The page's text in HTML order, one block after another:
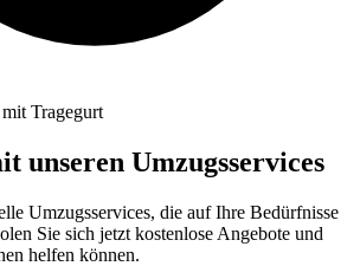
Tragegurt
unseren Umzugsservices
Umzugsservices, die auf Ihre Bedürfnisse
Sie sich jetzt kostenlose Angebote und
helfen können.